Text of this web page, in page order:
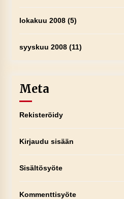
lokakuu 2008(5)
syyskuu 2008(11)
Meta
Rekisteröidy
Kirjaudu sisään
Sisältösyöte
Kommenttisyöte